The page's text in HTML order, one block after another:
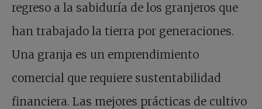
regreso a la sabiduría de los granjeros que
han trabajado la tierra por generaciones.
Una granja es un emprendimiento
comercial que requiere sustentabilidad
financiera. Las mejores prácticas de cultivo